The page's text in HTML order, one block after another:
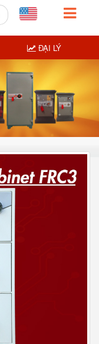
ĐẠI LÝ